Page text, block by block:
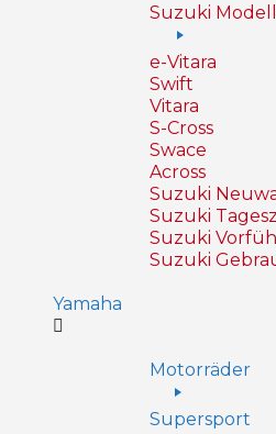
Suzuki
e-Vitara
Swift
Vitara
S-Cross
Swace
Across
Suzuki
Suzuki
Suzuki
Suzuki
Yamaha
Motorräder
Supersport